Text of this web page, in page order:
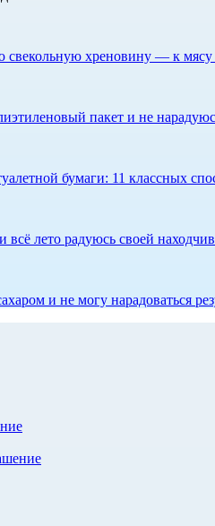
свекольную хреновину — к
пакет и не
бумаги: 11 классных
лето радуюсь своей
и не могу нарадоваться